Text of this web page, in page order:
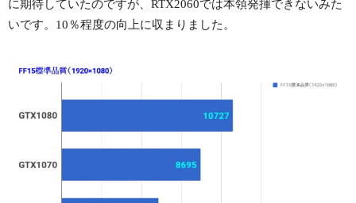
に期待していたのですが、RTX2060では本領発揮できないみた
いです。10％程度の向上に収まりました。